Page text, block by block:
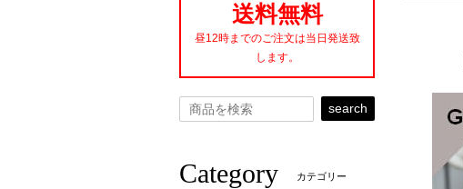
送料無料
昼12時までのご注文は当日発送致
します。
search
Category カテゴリー